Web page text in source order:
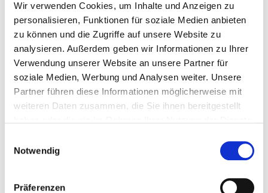
Wir verwenden Cookies, um Inhalte und Anzeigen zu
personalisieren, Funktionen für soziale Medien anbieten
zu können und die Zugriffe auf unsere Website zu
analysieren. Außerdem geben wir Informationen zu Ihrer
Verwendung unserer Website an unsere Partner für
soziale Medien, Werbung und Analysen weiter. Unsere
Partner führen diese Informationen möglicherweise mit
weiteren Daten zusammen, die Sie ihnen bereitgestellt
Notwendig
Präferenzen
Mo.: 8.00 – 12.00 Uhr und 14.00 – 16.00 Uhr
Di.: 8.00 – 12.00 Uhr und 14.00 – 16.00 Uhr
Mi.: nach Vereinbarung
Do.: 8.00 – 12.00 Uhr und 14.00 – 17.00 Uhr
Fr.: 8.00 – 12.00 Uhr
Gerne können Sie mit uns auch
Besichtigungstermine außerhalb der oben genannten